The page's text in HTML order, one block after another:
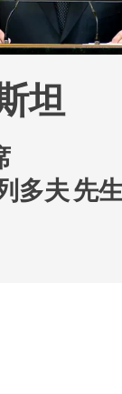
坦
多夫先